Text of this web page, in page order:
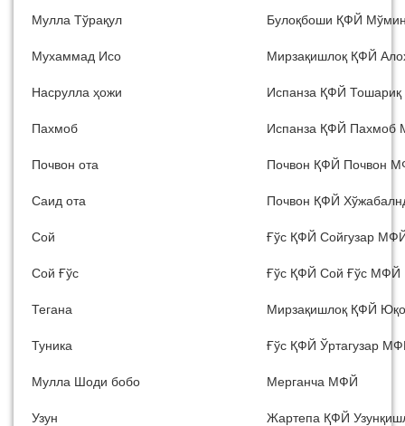
Мулла Тўрақул Булоқбоши ҚФЙ
Мухаммад Исо Мирзақишлоқ ҚФЙ
Насрулла ҳожи Испанза ҚФЙ
Пахмоб Испанза ҚФЙ Пахмоб
Почвон ота Почвон ҚФЙ Почвон
Саид ота Почвон ҚФЙ
Сой Ғўс ҚФЙ Сойгузар
Сой Ғўс Ғўс ҚФЙ Сой Ғўс МФЙ
Тегана Мирзақишлоқ ҚФЙ
Туника Ғўс ҚФЙ Ўртагузар
Мулла Шоди бобо Мерганча МФЙ
Узун Жартепа ҚФЙ